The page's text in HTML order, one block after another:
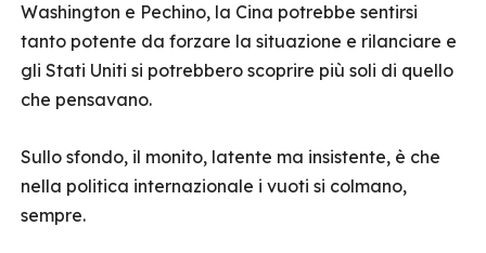
Washington e Pechino, la Cina potrebbe sentirsi
tanto potente da forzare la situazione e rilanciare e
gli Stati Uniti si potrebbero scoprire più soli di quello
che pensavano.
Sullo sfondo, il monito, latente ma insistente, è che
nella politica internazionale i vuoti si colmano,
sempre.